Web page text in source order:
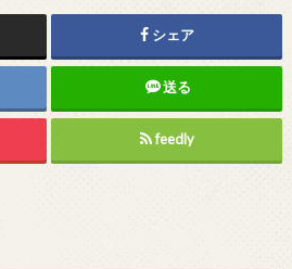
シェア
送る
feedly